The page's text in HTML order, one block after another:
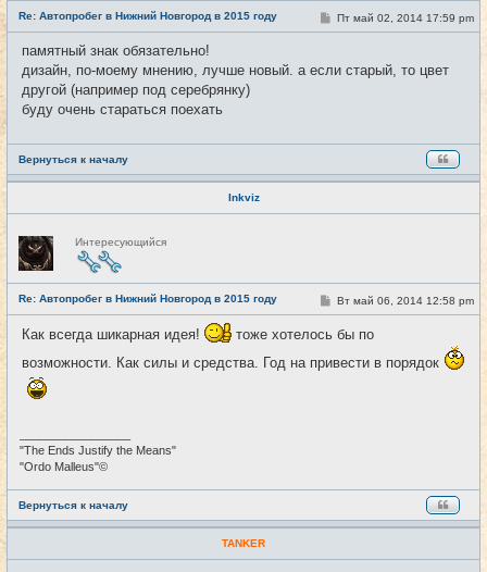
е
т
и
Re: Автопробег в Нижний Новгород в 2015 году #5
С
о
щ
Пт май 02, 2014 17:59 pm
памятный знак обязательно!
дизайн, по-моему мнению, лучше новый. а если старый, то цвет
другой (например под серебрянку)
буду очень стараться поехать
Вернуться к началу
Inkviz
Н
е
в
с
е
т
и
Интересующийся
Re: Автопробег в Нижний Новгород в 2015 году #6
С
о
б
е
Вт май 06, 2014 12:58 pm
Как всегда шикарная идея!
тоже хотелось бы по
возможности. Как силы и средства. Год на привести в порядок
"The Ends Justify the Means"
"Ordo Malleus"©
Вернуться к началу
TANKER